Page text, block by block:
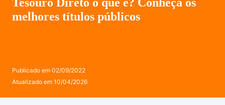
melhores títulos públicos
Publicado em 02/09/2022
Atualizado em 10/04/2026